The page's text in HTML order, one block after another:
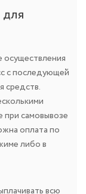
с последующей
средств.
при самовывозе
оплата по
либо в
всю